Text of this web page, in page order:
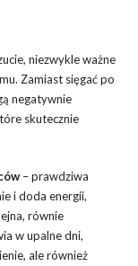
niezwykle ważne
Zamiast sięgać po
negatywnie
skutecznie
– prawdziwa
i doda energii,
równie
w upalne dni,
ale również